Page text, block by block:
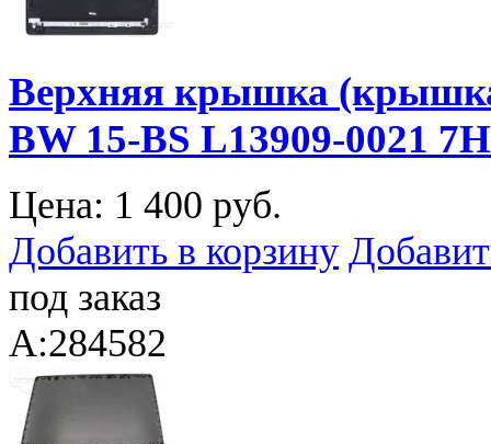
Верхняя крышка
BW 15-BS L13909-0021
Цена: 1 400 руб.
Добавить в корзину
под заказ
A:284582